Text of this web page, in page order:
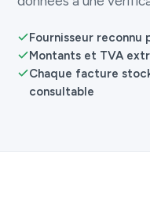
Fournisseur reconnu
Montants et TVA
Chaque facture
consultable